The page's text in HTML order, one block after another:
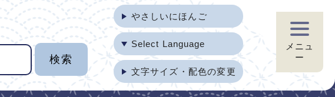
やさしいにほんご
Select Language
文字サイズ・配色の変更
メニュ
ー